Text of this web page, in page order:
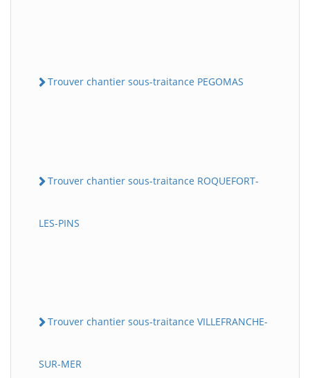
Trouver chantier sous-traitance PEGOMAS
Trouver chantier sous-traitance ROQUEFORT-
LES-PINS
Trouver chantier sous-traitance VILLEFRANCHE-
SUR-MER